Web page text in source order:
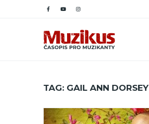
TAG: GAIL ANN DORSEY